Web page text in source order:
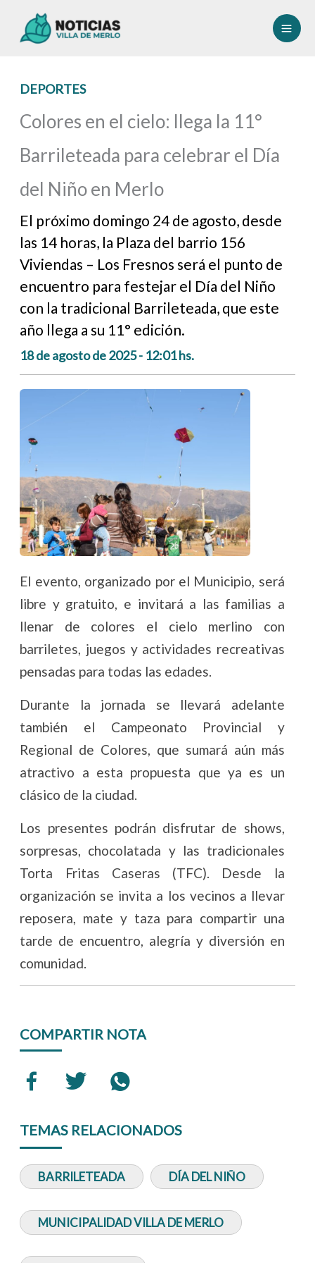
DEPORTES
Colores en el cielo: llega la 11°
Barrileteada para celebrar el Día
del Niño en Merlo
El próximo domingo 24 de agosto, desde
las 14 horas, la Plaza del barrio 156
Viviendas – Los Fresnos será el punto de
encuentro para festejar el Día del Niño
con la tradicional Barrileteada, que este
año llega a su 11° edición.
18 de agosto de 2025 - 12:01 hs.
El evento, organizado por el Municipio, será
libre y gratuito, e invitará a las familias a
llenar de colores el cielo merlino con
barriletes, juegos y actividades recreativas
pensadas para todas las edades.
Durante la jornada se llevará adelante
también el Campeonato Provincial y
Regional de Colores, que sumará aún más
atractivo a esta propuesta que ya es un
clásico de la ciudad.
Los presentes podrán disfrutar de shows,
sorpresas, chocolatada y las tradicionales
Torta Fritas Caseras (TFC). Desde la
organización se invita a los vecinos a llevar
reposera, mate y taza para compartir una
tarde de encuentro, alegría y diversión en
comunidad.
COMPARTIR NOTA
TEMAS RELACIONADOS
BARRILETEADA DÍA DEL NIÑO
MUNICIPALIDAD VILLA DE MERLO